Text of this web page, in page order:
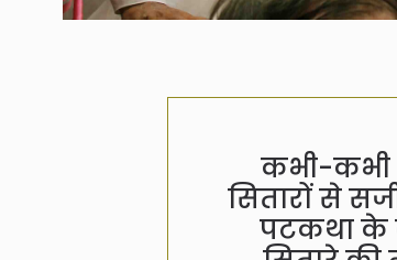
कभी-कभी
सितारों से
पटकथा के